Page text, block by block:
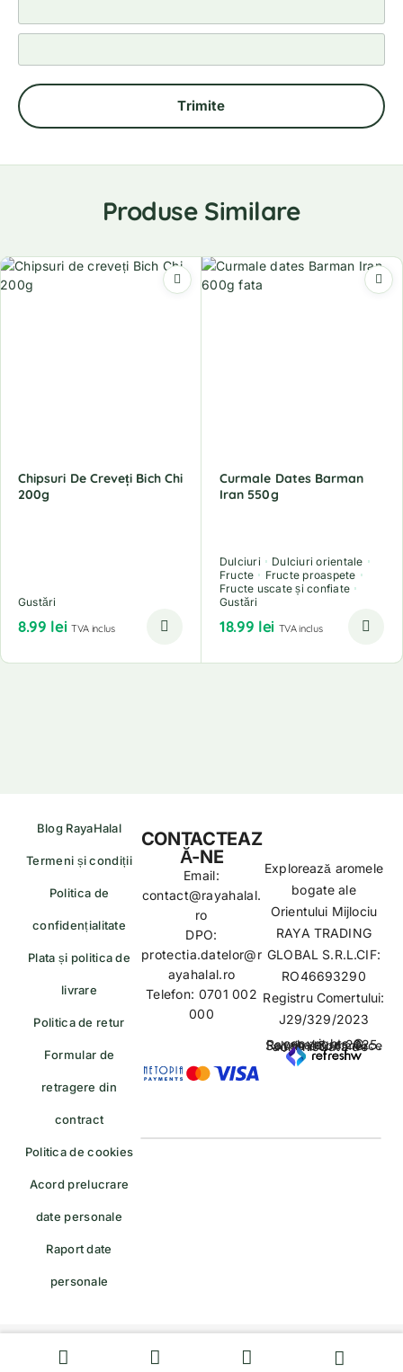
Produse Similare
Chipsuri De Creveți Bich Chi
200g
Gustări
8.99 lei TVA inclus
Curmale Dates Barman
Iran 550g
Dulciuri
Dulciuri orientale
Fructe
Fructe proaspete
Fructe uscate și confiate
Gustări
18.99 lei TVA inclus
Blog RayaHalal
Termeni și condiții
Politica de
confidențialitate
Plata și politica de
livrare
Politica de retur
Formular de
retragere din
contract
Politica de cookies
Acord prelucrare
date personale
Raport date
personale
Explorează aromele
bogate ale
Orientului Mijlociu
RAYA TRADING
GLOBAL S.R.L.CIF:
RO46693290
Registru Comertului:
J29/329/2023
copyrights © Rayahalal.ro 2025. Soluție eCommerce administrată de
CONTACTEAZ
Ă-NE
Email:
contact@rayahalal.
ro
DPO:
protectia.datelor@r
ayahalal.ro
Telefon: 0701 002
000